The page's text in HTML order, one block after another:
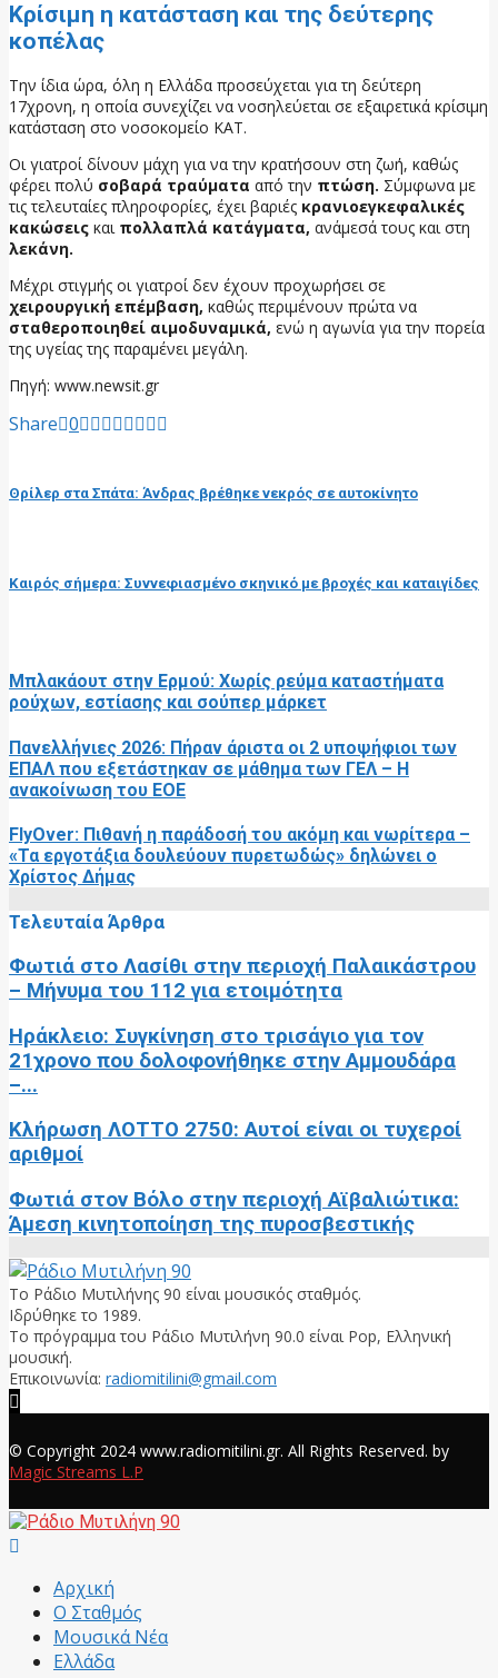
Κρίσιμη η κατάσταση και της δεύτερης
κοπέλας
Την ίδια ώρα, όλη η Ελλάδα προσεύχεται για τη δεύτερη
17χρονη, η οποία συνεχίζει να νοσηλεύεται σε εξαιρετικά κρίσιμη
κατάσταση στο νοσοκομείο ΚΑΤ.
Οι γιατροί δίνουν μάχη για να την κρατήσουν στη ζωή, καθώς
φέρει πολύ σοβαρά τραύματα από την πτώση. Σύμφωνα με
τις τελευταίες πληροφορίες, έχει βαριές κρανιοεγκεφαλικές
κακώσεις και πολλαπλά κατάγματα, ανάμεσά τους και στη
λεκάνη.
Μέχρι στιγμής οι γιατροί δεν έχουν προχωρήσει σε
χειρουργική επέμβαση, καθώς περιμένουν πρώτα να
σταθεροποιηθεί αιμοδυναμικά, ενώ η αγωνία για την πορεία
της υγείας της παραμένει μεγάλη.
Πηγή: www.newsit.gr
Share 0
Θρίλερ στα Σπάτα: Άνδρας βρέθηκε νεκρός σε αυτοκίνητο
Καιρός σήμερα: Συννεφιασμένο σκηνικό με βροχές και καταιγίδες
Μπλακάουτ στην Ερμού: Χωρίς ρεύμα καταστήματα
ρούχων, εστίασης και σούπερ μάρκετ
Πανελλήνιες 2026: Πήραν άριστα οι 2 υποψήφιοι των
ΕΠΑΛ που εξετάστηκαν σε μάθημα των ΓΕΛ – Η
ανακοίνωση του ΕΟΕ
FlyOver: Πιθανή η παράδοσή του ακόμη και νωρίτερα –
«Τα εργοτάξια δουλεύουν πυρετωδώς» δηλώνει ο
Χρίστος Δήμας
Τελευταία Άρθρα
Φωτιά στο Λασίθι στην περιοχή Παλαικάστρου
– Μήνυμα του 112 για ετοιμότητα
Ηράκλειο: Συγκίνηση στο τρισάγιο για τον
21χρονο που δολοφονήθηκε στην Αμμουδάρα
–...
Κλήρωση ΛΟΤΤΟ 2750: Αυτοί είναι οι τυχεροί
αριθμοί
Φωτιά στον Βόλο στην περιοχή Αϊβαλιώτικα:
Άμεση κινητοποίηση της πυροσβεστικής
Το Ράδιο Μυτιλήνης 90 είναι μουσικός σταθμός.
Ιδρύθηκε το 1989.
Το πρόγραμμα του Ράδιο Μυτιλήνη 90.0 είναι Pop, Ελληνική
μουσική.
Επικοινωνία: radiomitilini@gmail.com
© Copyright 2024 www.radiomitilini.gr. All Rights Reserved. by
Magic Streams L.P
Αρχική
Ο Σταθμός
Μουσικά Νέα
Ελλάδα